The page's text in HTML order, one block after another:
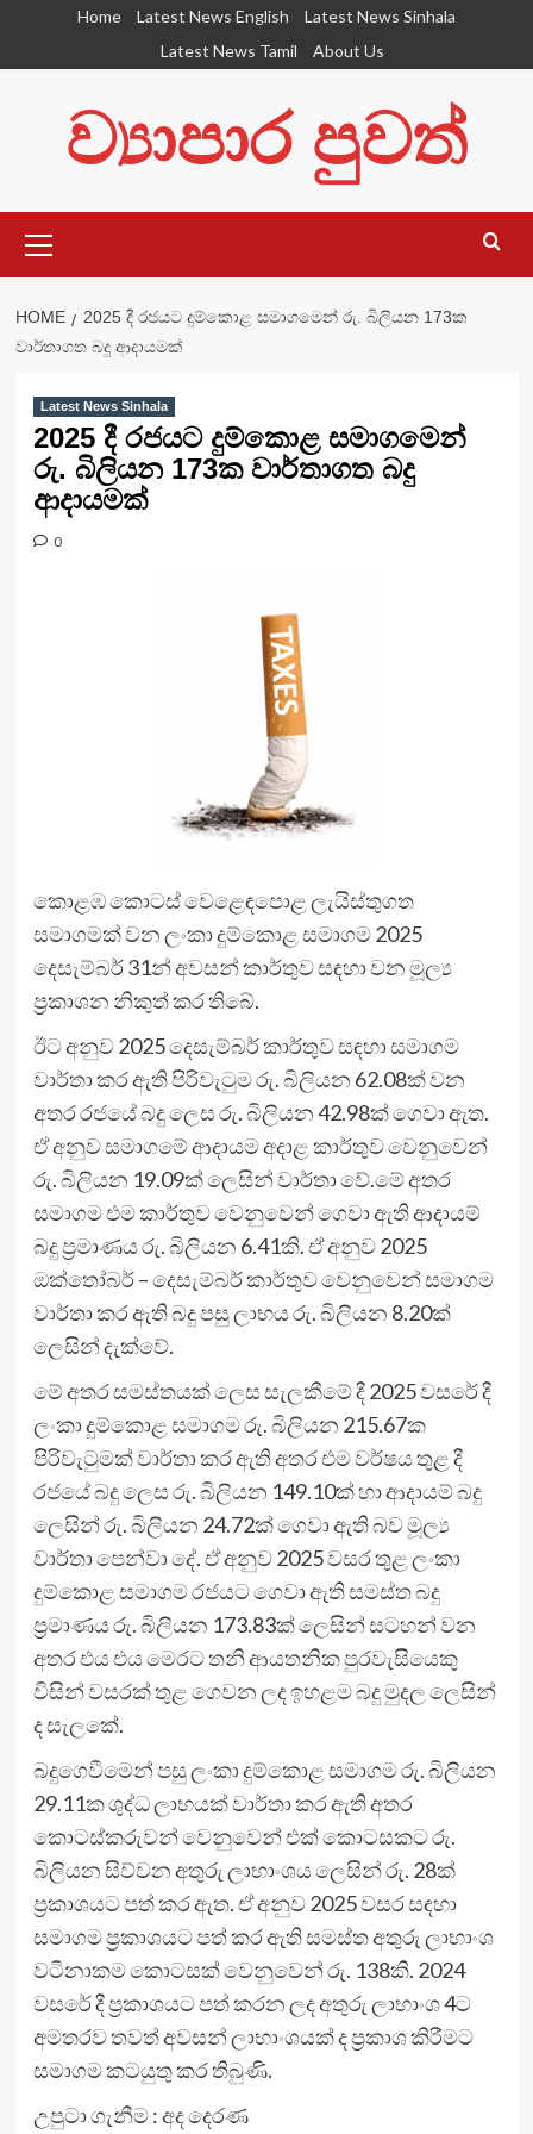
content
Home Latest News English
Latest News Sinhala
Latest News Tamil
About Us
ව්‍යාපාර පුවත්
Menu
HOME
2025 දී රජයට දුම්කොළ සමාගමෙන් රු. බිලියන 173ක
වාර්තාගත බදු ආදායමක්
Latest News Sinhala
2025 දී රජයට දුම්කොළ සමාගමෙන්
රු. බිලියන 173ක වාර්තාගත බදු
ආදායමක්
0
කොළඹ කොටස් වෙළෙඳපොළ ලැයිස්තුගත
සමාගමක් වන ලංකා දුම්කොළ සමාගම 2025
දෙසැම්බර් 31න් අවසන් කාර්තුව සඳහා වන මූල්‍ය
ප්‍රකාශන නිකුත් කර තිබේ.
ඊට අනුව 2025 දෙසැම්බර් කාර්තුව සඳහා සමාගම
වාර්තා කර ඇති පිරිවැටුම රු. බිලියන 62.08ක් වන
අතර රජයේ බදු ලෙස රු. බිලියන 42.98ක් ගෙවා ඇත.
ඒ අනුව සමාගමේ ආදායම අදාළ කාර්තුව වෙනුවෙන්
රු. බිලියන 19.09ක් ලෙසින් වාර්තා වේ.මේ අතර
සමාගම එම කාර්තුව වෙනුවෙන් ගෙවා ඇති ආදායම්
බදු ප්‍රමාණය රු. බිලියන 6.41කි. ඒ අනුව 2025
ඔක්තෝබර් – දෙසැම්බර් කාර්තුව වෙනුවෙන් සමාගම
වාර්තා කර ඇති බදු පසු ලාභය රු. බිලියන 8.20ක්
ලෙසින් දැක්වේ.
මේ අතර සමස්තයක් ලෙස සැලකීමේ දී 2025 වසරේ දී
ලංකා දුම්කොළ සමාගම රු. බිලියන 215.67ක
පිරිවැටුමක් වාර්තා කර ඇති අතර එම වර්ෂය තුළ දී
රජයේ බදු ලෙස රු. බිලියන 149.10ක් හා ආදායම් බදු
ලෙසින් රු. බිලියන 24.72ක් ගෙවා ඇති බව මූල්‍ය
වාර්තා පෙන්වා දේ. ඒ අනුව 2025 වසර තුළ ලංකා
දුම්කොළ සමාගම රජයට ගෙවා ඇති සමස්ත බදු
ප්‍රමාණය රු. බිලියන 173.83ක් ලෙසින් සටහන් වන
අතර එය එය මෙරට තනි ආයතනික පුරවැසියෙකු
විසින් වසරක් තුළ ගෙවන ලද ඉහළම බදු මුදල ලෙසින්
ද සැලකේ.
බදුගෙවීමෙන් පසු ලංකා දුම්කොළ සමාගම රු. බිලියන
29.11ක ශුද්ධ ලාභයක් වාර්තා කර ඇති අතර
කොටස්කරුවන් වෙනුවෙන් එක් කොටසකට රු.
බිලියන සිව්වන අතුරු ලාභාංශය ලෙසින් රු. 28ක්
ප්‍රකාශයට පත් කර ඇත. ඒ අනුව 2025 වසර සඳහා
සමාගම ප්‍රකාශයට පත් කර ඇති සමස්ත අතුරු ලාභාංශ
වටිනාකම කොටසක් වෙනුවෙන් රු. 138කි. 2024
වසරේ දී ප්‍රකාශයට පත් කරන ලද අතුරු ලාභාංශ 4ට
අමතරව තවත් අවසන් ලාභාංශයක් ද ප්‍රකාශ කිරීමට
සමාගම කටයුතු කර තිබුණි.
උපුටා ගැනීම : අද දෙරණ